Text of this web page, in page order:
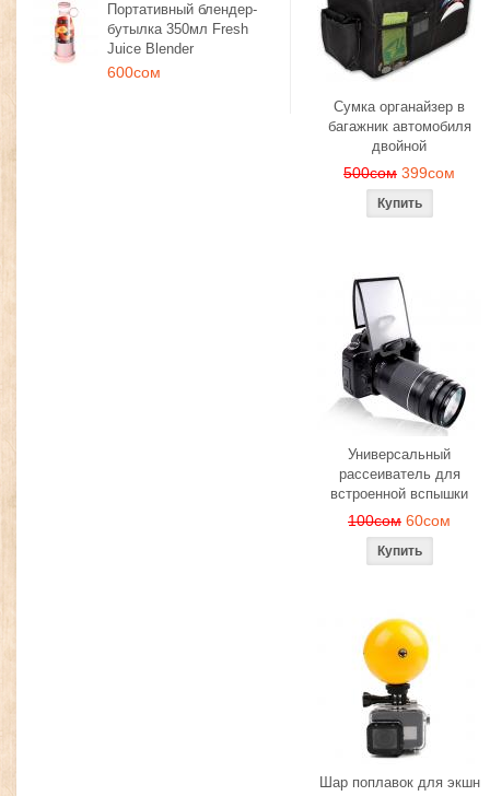
Портативный блендер-
бутылка 350мл Fresh
Juice Blender
600сом
Сумка органайзер в
багажник автомобиля
двойной
500сом 399сом
Универсальный
рассеиватель для
встроенной вспышки
100сом 60сом
Шар поплавок для экшн